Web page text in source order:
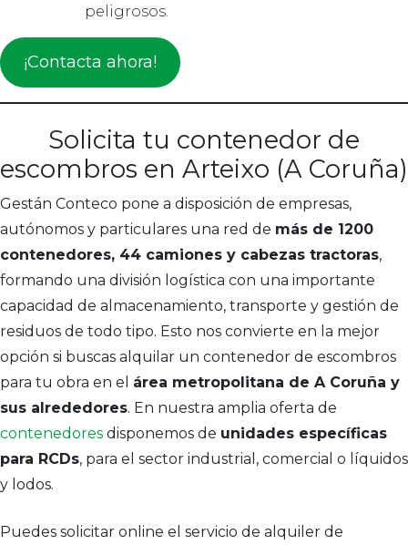
peligrosos.
¡Contacta ahora!
Solicita tu contenedor de
escombros en Arteixo (A Coruña)
Gestán Conteco pone a disposición de empresas,
autónomos y particulares una red de más de 1200
contenedores, 44 camiones y cabezas tractoras,
formando una división logística con una importante
capacidad de almacenamiento, transporte y gestión de
residuos de todo tipo. Esto nos convierte en la mejor
opción si buscas alquilar un contenedor de escombros
para tu obra en el área metropolitana de A Coruña y
sus alrededores. En nuestra amplia oferta de
contenedores disponemos de unidades específicas
para RCDs, para el sector industrial, comercial o líquidos
y lodos.
Puedes solicitar online el servicio de alquiler de